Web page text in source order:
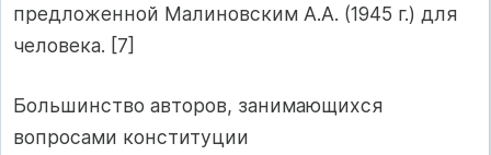
предложенной Малиновским А.А. (1945 г.) для
человека. [7]
Большинство авторов, занимающихся
вопросами конституции